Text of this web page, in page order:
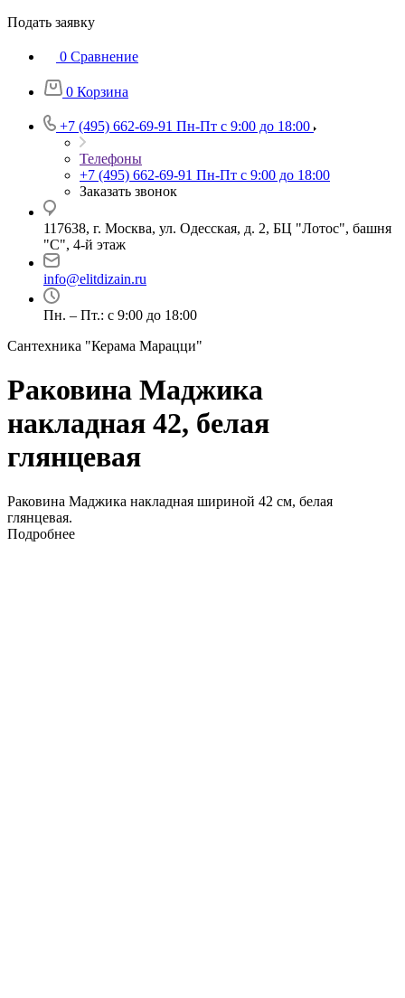
Подать заявку
0 Сравнение
0 Корзина
+7 (495) 662-69-91 Пн-Пт c 9:00 до 18:00
Телефоны
+7 (495) 662-69-91 Пн-Пт c 9:00 до 18:00
Заказать звонок
117638, г. Москва, ул. Одесская, д. 2, БЦ "Лотос", башня
"С", 4-й этаж
info@elitdizain.ru
Пн. – Пт.: с 9:00 до 18:00
Сантехника "Керама Марацци"
Раковина Маджика
накладная 42, белая
глянцевая
Раковина Маджика накладная шириной 42 см, белая
глянцевая.
Подробнее